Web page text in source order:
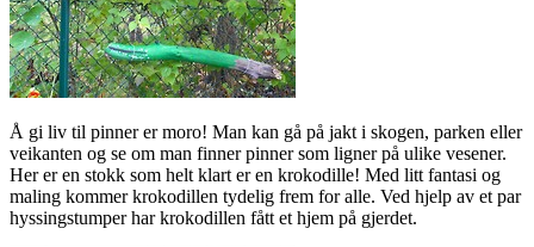
Å gi liv til pinner er moro! Man kan gå på jakt i skogen, parken eller
veikanten og se om man finner pinner som ligner på ulike vesener.
Her er en stokk som helt klart er en krokodille! Med litt fantasi og
maling kommer krokodillen tydelig frem for alle. Ved hjelp av et par
hyssingstumper har krokodillen fått et hjem på gjerdet.